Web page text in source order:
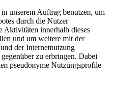
unserem Auftrag benutzen, um
durch die Nutzer
Aktivitäten innerhalb dieses
und um weitere mit der
der Internetnutzung
zu erbringen. Dabei
pseudonyme Nutzungsprofile